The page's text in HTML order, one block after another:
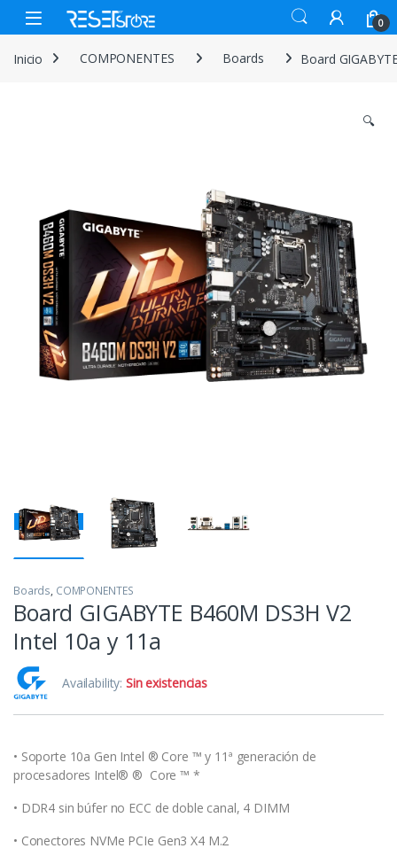
Skip to navigation
Skip to content
Open 0
Inicio COMPONENTES Boards Board
🔍
Boards, COMPONENTES
Board GIGABYTE B460M DS3H V2
Intel 10a y 11a
Availability:Sin existencias
• Soporte 10a Gen Intel ® Core ™ y 11ª generación de
procesadores Intel® ® Core ™ *
• DDR4 sin búfer no ECC de doble canal, 4 DIMM
• Conectores NVMe PCIe Gen3 X4 M.2